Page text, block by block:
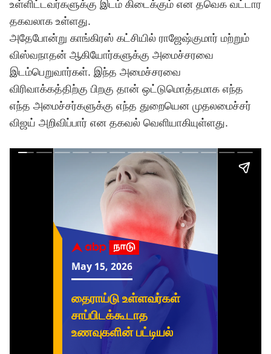
உள்ளிட்டவர்களுக்கு இடம் கிடைக்கும் என தவெக வட்டார
தகவலாக உள்ளது.
அதேபோன்று காங்கிரஸ் கட்சியில் ராஜேஷ்குமார் மற்றும்
விஸ்வநாதன் ஆகியோர்களுக்கு அமைச்சரவை
இடம்பெறுவார்கள். இந்த அமைச்சரவை
விரிவாக்கத்திற்கு பிறகு தான் ஒட்டுமொத்தமாக எந்த
எந்த அமைச்சர்களுக்கு எந்த துறையென முதலமைச்சர்
விஜய் அறிவிப்பார் என தகவல் வெளியாகியுள்ளது.